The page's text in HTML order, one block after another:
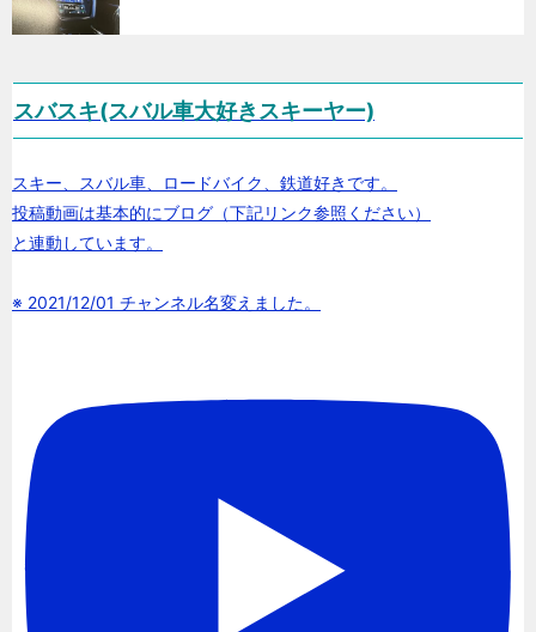
スバスキ(スバル車大好きスキーヤー)
スキー、スバル車、ロードバイク、鉄道好きです。
投稿動画は基本的にブログ（下記リンク参照ください）
と連動しています。
※ 2021/12/01 チャンネル名変えました。